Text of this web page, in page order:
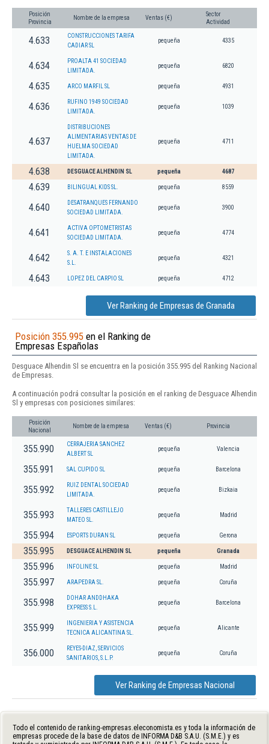
Posición
Provincia
Nombre de la empresa Ventas (€)
Sector
Actividad
4.633
CONSTRUCCIONES TARIFA
CADIAR SL
pequeña 4335
4.634
PROALTA 41 SOCIEDAD
LIMITADA.
pequeña 6820
4.635 ARCO MARFIL SL pequeña 4931
4.636
RUFINO 1949 SOCIEDAD
LIMITADA.
pequeña 1039
4.637
DISTRIBUCIONES
ALIMENTARIAS VENTAS DE
HUELMA SOCIEDAD
LIMITADA.
pequeña 4711
4.638 DESGUACE ALHENDIN SL pequeña 4687
4.639 BILINGUAL KIDS SL. pequeña 8559
4.640
DESATRANQUES FERNANDO
SOCIEDAD LIMITADA.
pequeña 3900
4.641
ACTIVA OPTOMETRISTAS
SOCIEDAD LIMITADA.
pequeña 4774
4.642
S. A. T. E INSTALACIONES
S.L.
pequeña 4321
4.643 LOPEZ DEL CARPIO SL pequeña 4712
Ver Ranking de Empresas de Granada
Posición 355.995 en el Ranking de
Empresas Españolas
Desguace Alhendin Sl se encuentra en la posición 355.995 del Ranking Nacional
de Empresas.
A continuación podrá consultar la posición en el ranking de Desguace Alhendin
Sl y empresas con posiciones similares:
Posición
Nacional
Nombre de la empresa Ventas (€) Provincia
355.990
CERRAJERIA SANCHEZ
ALBERT SL
pequeña Valencia
355.991 SAL CUPIDO SL pequeña Barcelona
355.992
RUIZ DENTAL SOCIEDAD
LIMITADA.
pequeña Bizkaia
355.993
TALLERES CASTILLEJO
MATEO SL.
pequeña Madrid
355.994 ESPORTS DURAN SL pequeña Gerona
355.995 DESGUACE ALHENDIN SL pequeña Granada
355.996 INFOLINE SL pequeña Madrid
355.997 ARAPEDRA SL. pequeña Coruña
355.998
DOHAR ANDDHAKA
EXPRESS S.L.
pequeña Barcelona
355.999
INGENIERIA Y ASISTENCIA
TECNICA ALICANTINA SL.
pequeña Alicante
356.000
REYES-DIAZ, SERVICIOS
SANITARIOS, S.L.P.
pequeña Coruña
Ver Ranking de Empresas Nacional
Todo el contenido de ranking-empresas.eleconomista.es y toda la información de
empresas procede de la base de datos de INFORMA D&B S.A.U. (S.M.E.) y es